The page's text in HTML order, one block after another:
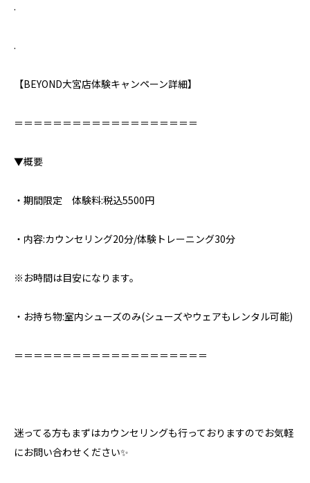
.
.
【BEYOND大宮店体験キャンペーン詳細】⁣
＝＝＝＝＝＝＝＝＝＝＝＝＝＝＝＝＝＝＝⁣
▼概要⁣
・期間限定 体験料:税込5500円
・内容:カウンセリング20分/体験トレーニング30分
※お時間は目安になります。
・お持ち物:室内シューズのみ⁣(シューズやウェアもレンタル可能)
＝＝＝＝＝＝＝＝＝＝＝＝＝＝＝＝＝＝＝＝⁣
迷ってる方もまずはカウンセリングも行っておりますのでお気軽
にお問い合わせください✨⁣